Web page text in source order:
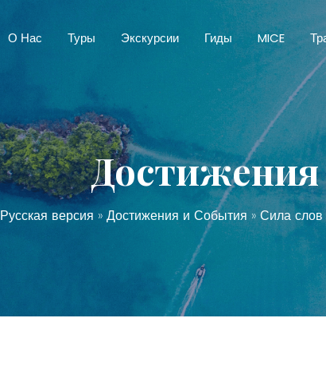
О Нас Туры Экскурсии Гиды MICE
Русская версия » Достижения и События » Сила слов